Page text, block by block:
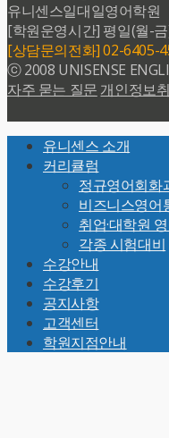
유니센스일대일영어학원
[학원운영시간] 평일(월-
[상담문의전화] 02-6405-
ⓒ 2008 UNISENSE
자주 묻는 질문 개인정보
Top
유니센스 소개
커리큘럼
정규영어회화
비즈니스영어
취업·대학원
각종 시험대비
수강안내
수강후기
공지사항
고객센터
학원지점안내